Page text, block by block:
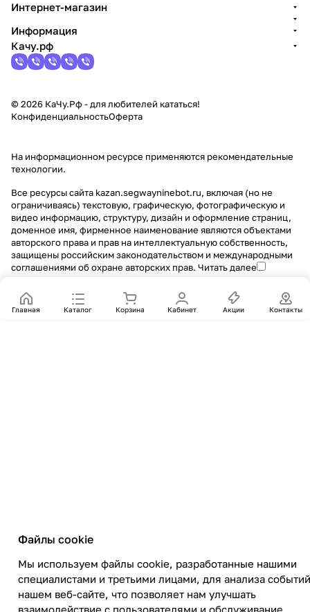
Главная Каталог Корзина Кабинет Акции Контакты
Файлы cookie
Мы используем файлы cookie, разработанные нашими
специалистами и третьими лицами, для анализа
нашем веб-сайте, что позволяет нам улучшать
взаимодействие с пользователями и обслуживание.
Интернет-магазин
Информация
Качу.рф
© 2026 КаЧу.Рф - для любителей кататься!
КонфиденциальностьОферта
На информационном ресурсе применяются рекомендательные
технологии.
Все ресурсы сайта kazan.segwayninebot.ru, включая (но не
ограничиваясь) текстовую, графическую, фотографическую и
видео информацию, структуру, дизайн и оформление страниц,
доменное имя, фирменное наименование являются объектами
авторского права и прав на интеллектуальную собственность,
защищены российским законодательством и международными
соглашениями об охране авторских прав. Читать далее